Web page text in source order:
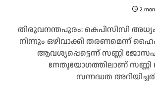
2
തിരുവനന്തപുരം: കെപിസിസി
നിന്നും ഒഴിവാക്കി തരണമെന്ന്
ആവശ്യപ്പെട്ടെന്ന് സണ്ണി
നേതൃയോഗത്തിലാണ് സണ്ണി
സന്നദ്ധത അറിയിച്ചത്.